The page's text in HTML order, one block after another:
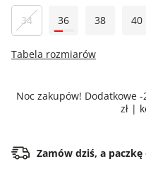
34 36 38 40
Tabela rozmiarów
Noc zakupów! Dodatkowe
zł |
Zamów dziś, a